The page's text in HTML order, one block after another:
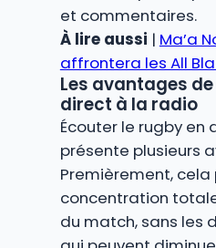
et commentaires.
À lire aussi | Ma’a
affrontera les All
Les avantages
direct à la radio
Écouter le rugby
présente plusieurs
Premièrement,
concentration
du match, sans les